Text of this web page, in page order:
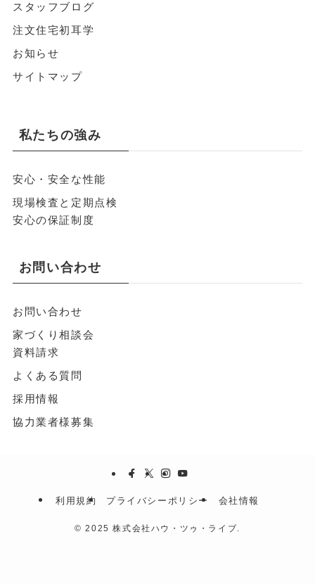
スタッフブログ
注文住宅初耳学
お知らせ
サイトマップ
私たちの強み
安心・安全な性能
現場検査と定期点検
安心の保証制度
お問い合わせ
お問い合わせ
家づくり相談会
資料請求
よくある質問
採用情報
協力業者様募集
利用規約 プライバシーポリシー 会社情報
© 2025 株式会社ハウ・ツゥ・ライブ.